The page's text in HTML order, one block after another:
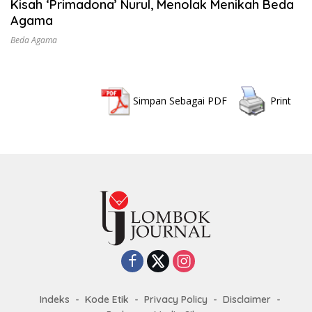
Kisah ‘Primadona’ Nurul, Menolak Menikah Beda
Agama
Beda Agama
Simpan Sebagai PDF Print
Indeks Kode Etik Privacy Policy
Disclaimer